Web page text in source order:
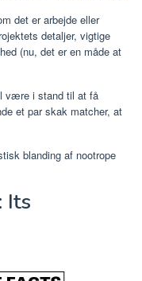
det er arbejde eller
detaljer, vigtige
(nu, det er en måde at
være i stand til at få
et par skak matcher, at
blanding af nootrope
Its